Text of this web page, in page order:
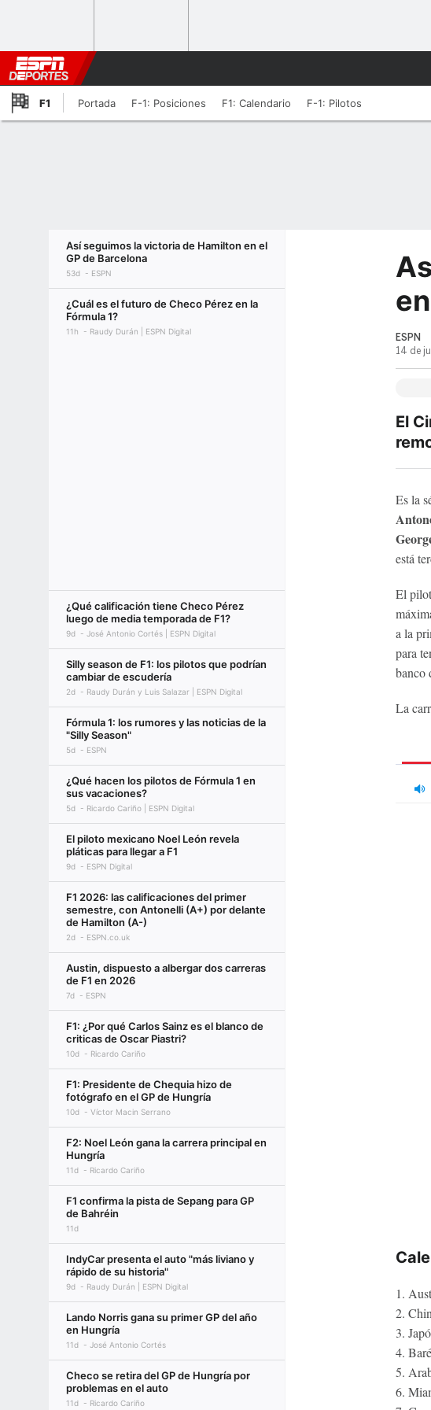
F1 Portada F-1: Posiciones F1: Calendario F-1: Pilotos
Así seguimos la victoria de Hamilton en el
GP de Barcelona
53d ESPN
¿Cuál es el futuro de Checo Pérez en la
Fórmula 1?
11h Raudy Durán | ESPN Digital
¿Qué calificación tiene Checo Pérez
luego de media temporada de F1?
9d José Antonio Cortés | ESPN Digital
Silly season de F1: los pilotos que podrían
cambiar de escudería
2d Raudy Durán y Luis Salazar | ESPN Digital
Fórmula 1: los rumores y las noticias de la
"Silly Season"
5d ESPN
¿Qué hacen los pilotos de Fórmula 1 en
sus vacaciones?
5d Ricardo Cariño | ESPN Digital
El piloto mexicano Noel León revela
pláticas para llegar a F1
9d ESPN Digital
F1 2026: las calificaciones del primer
semestre, con Antonelli (A+) por delante
de Hamilton (A-)
2d ESPN.co.uk
Austin, dispuesto a albergar dos carreras
de F1 en 2026
7d ESPN
F1: ¿Por qué Carlos Sainz es el blanco de
criticas de Oscar Piastri?
10d Ricardo Cariño
F1: Presidente de Chequia hizo de
fotógrafo en el GP de Hungría
10d Víctor Macin Serrano
F2: Noel León gana la carrera principal en
Hungría
11d Ricardo Cariño
F1 confirma la pista de Sepang para GP
de Bahréin
11d
IndyCar presenta el auto "más liviano y
rápido de su historia"
9d Raudy Durán | ESPN Digital
Lando Norris gana su primer GP del año
en Hungría
11d José Antonio Cortés
Checo se retira del GP de Hungría por
problemas en el auto
11d Ricardo Cariño
ESPN
14 de
El
Es la
está
El
a la
para
banco
La
1.
2.
3.
4.
5.
6.